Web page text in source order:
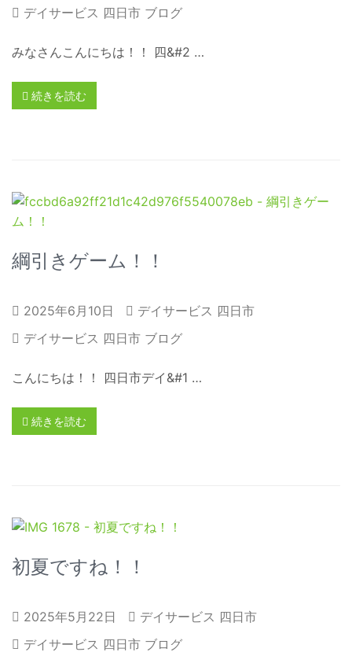
デイサービス 四日市 ブログ
みなさんこんにちは！！ 四&#2 …
続きを読む
綱引きゲーム！！
2025年6月10日
デイサービス 四日市
デイサービス 四日市 ブログ
こんにちは！！ 四日市デイ&#1 …
続きを読む
初夏ですね！！
2025年5月22日
デイサービス 四日市
デイサービス 四日市 ブログ